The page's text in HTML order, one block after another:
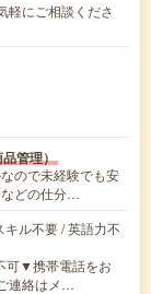
にご相談くださ
管理）
ので未経験でも安
どの仕分…
ル不要 / 英語力不
可▼携帯電話をお
連絡はメ…